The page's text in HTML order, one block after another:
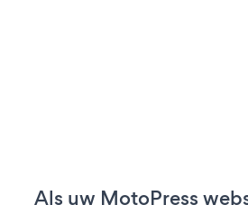
Als uw MotoPress